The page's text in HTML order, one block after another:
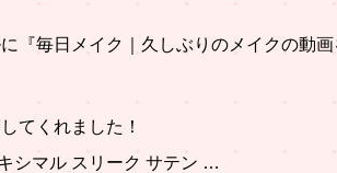
『毎日メイク｜久しぶりのメイクの動画
てくれました！
シマル スリーク サテン …